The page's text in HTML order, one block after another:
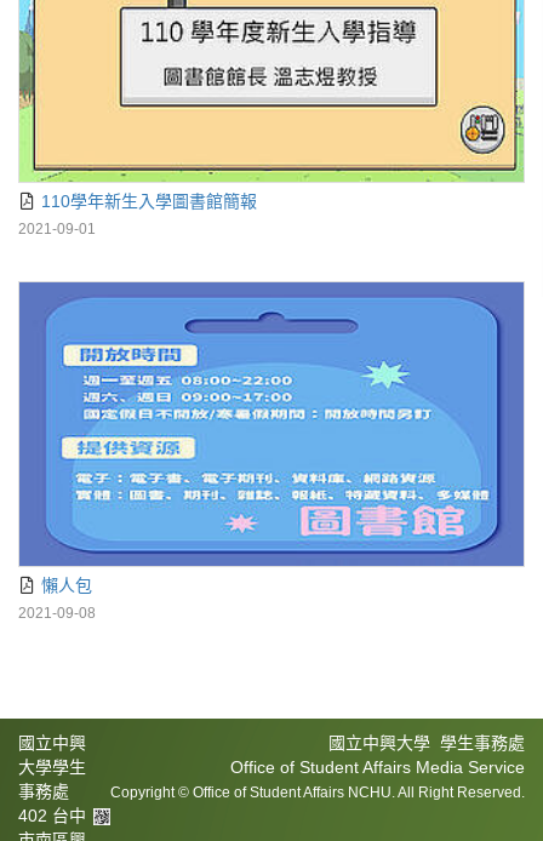
110學年新生入學圖書館簡報
2021-09-01
懶人包
2021-09-08
國立中興大學 學生事務處
Office of Student Affairs Media Service
Copyright © Office of Student Affairs NCHU. All Right Reserved.
國立中興
大學學生
事務處
402 台中